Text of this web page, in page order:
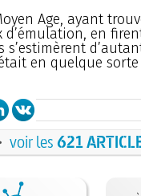
Age, ayant
en
en quelque
voir les621